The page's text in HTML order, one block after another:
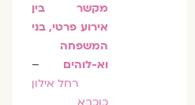
מקשר בין
אירוע פרטי, בני
המשפחה
וא-לוהים–
רחל אילון
כוכבא